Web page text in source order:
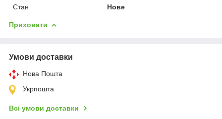
Стан
Нове
Приховати
Умови доставки
Нова Пошта
Укрпошта
Всі умови доставки